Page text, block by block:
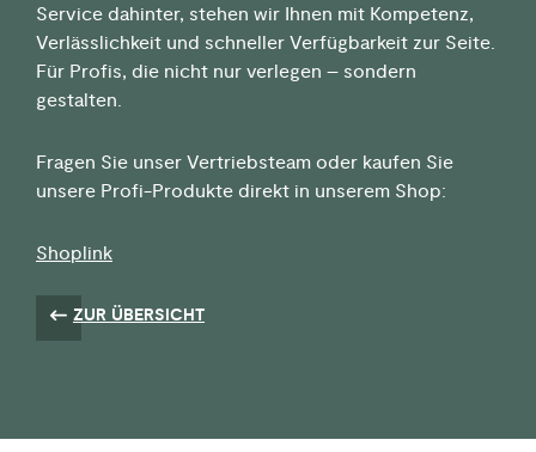
Service dahinter, stehen wir Ihnen mit Kompetenz,
Verlässlichkeit und schneller Verfügbarkeit zur Seite.
Für Profis, die nicht nur verlegen – sondern
gestalten.
Fragen Sie unser Vertriebsteam oder kaufen Sie
unsere Profi-Produkte direkt in unserem Shop:
Shoplink
ZUR ÜBERSICHT